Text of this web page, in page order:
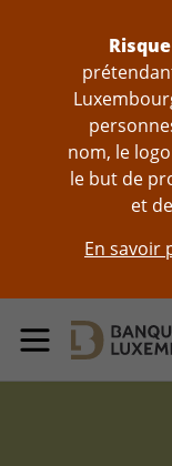
nom, le
le but de
et
En savoir